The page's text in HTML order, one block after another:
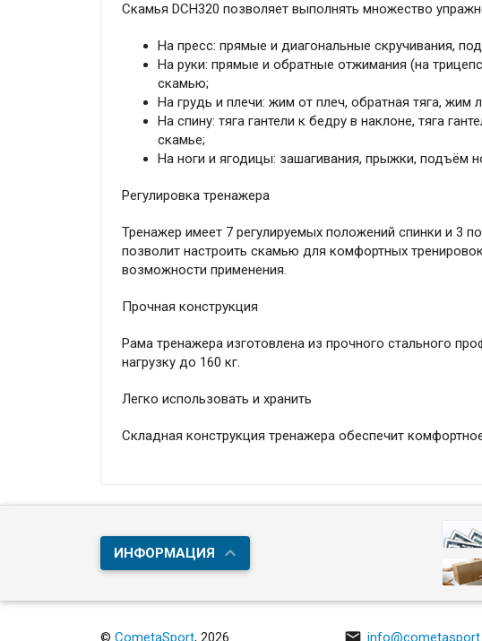
Скамья DCH320 позволяет выполнять множество
На пресс: прямые и диагональные скручивания,
На руки: прямые и обратные отжимания (на
скамью;
На грудь и плечи: жим от плеч, обратная тяга, жим
На спину: тяга гантели к бедру в наклоне, тяга
скамье;
На ноги и ягодицы: зашагивания, прыжки, подъём
Регулировка тренажера
Тренажер имеет 7 регулируемых положений спинки и 3
позволит настроить скамью для комфортных
возможности применения.
Прочная конструкция
Рама тренажера изготовлена из прочного стального
нагрузку до 160 кг.
Легко использовать и хранить
Складная конструкция тренажера обеспечит
ИНФОРМАЦИЯ
©CometaSport, 2026 